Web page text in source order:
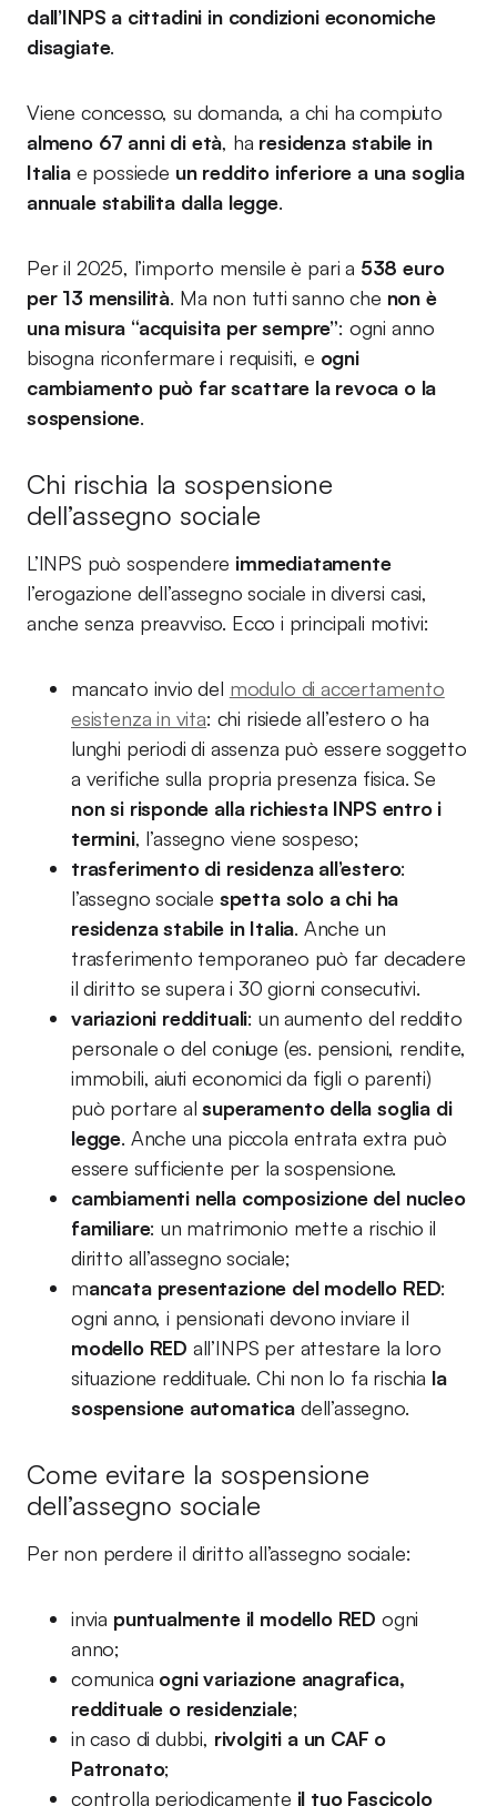
dall’INPS a cittadini in condizioni economiche
disagiate.
Viene concesso, su domanda, a chi ha compiuto
almeno 67 anni di età, ha residenza stabile in
Italiae possiede un reddito inferiore a una soglia
annuale stabilita dalla legge.
Per il 2025, l’importo mensile è pari a 538 euro
per 13 mensilità. Ma non tutti sanno che non è
una misura “acquisita per sempre”: ogni anno
bisogna riconfermare i requisiti, e ogni
cambiamento può far scattare la revoca o la
sospensione.
Chi rischia la sospensione
dell’assegno sociale
L’INPS può sospendere immediatamente
l’erogazione dell’assegno sociale in diversi casi,
anche senza preavviso. Ecco i principali motivi:
mancato invio del modulo di accertamento
esistenza in vita: chi risiede all’estero o ha
lunghi periodi di assenza può essere soggetto
a verifiche sulla propria presenza fisica. Se
non si risponde alla richiesta INPS entro i
termini, l’assegno viene sospeso;
trasferimento di residenza all’estero:
l’assegno sociale spetta solo a chi ha
residenza stabile in Italia. Anche un
trasferimento temporaneo può far decadere
il diritto se supera i 30 giorni consecutivi.
variazioni reddituali: un aumento del reddito
personale o del coniuge (es. pensioni, rendite,
immobili, aiuti economici da figli o parenti)
può portare alsuperamento della soglia di
legge. Anche una piccola entrata extra può
essere sufficiente per la sospensione.
cambiamenti nella composizione del nucleo
familiare: un matrimonio mette a rischio il
diritto all’assegno sociale;
mancata presentazione del modello RED:
ogni anno, i pensionati devono inviare il
modello RED all’INPS per attestare la loro
situazione reddituale. Chi non lo fa rischia la
sospensione automatica dell’assegno.
Come evitare la sospensione
dell’assegno sociale
Per non perdere il diritto all’assegno sociale:
invia puntualmente il modello RED ogni
anno;
comunica ogni variazione anagrafica,
reddituale o residenziale;
in caso di dubbi, rivolgiti a un CAF o
Patronato;
controlla periodicamente il tuo Fascicolo